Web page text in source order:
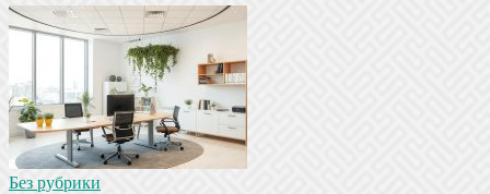
Без рубрики